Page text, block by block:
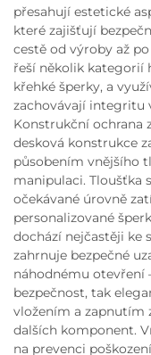
přesahují estetické
které zajišťují
cestě od výroby až
řeší několik kategorií
křehké šperky, a
zachovávají integritu
Konstrukční ochrana
desková konstrukce
působením vnějšího
manipulaci. Tloušťka
očekávané úrovně
personalizované
dochází nejčastěji ke
zahrnuje bezpečné
náhodnému otevření
bezpečnost, tak
vložením a zapnutím
dalších komponent.
na prevenci